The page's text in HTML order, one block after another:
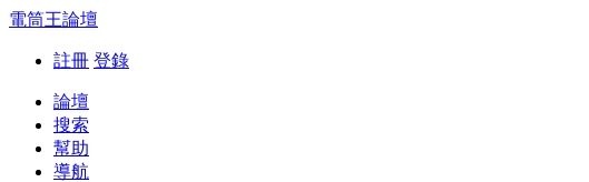
電筒王論壇
註冊 登錄
論壇
搜索
幫助
導航